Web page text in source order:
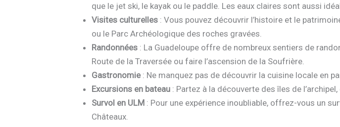
que le jet ski, le kayak ou le paddle. Les eaux claires sont aussi
Visites culturelles : Vous pouvez découvrir l’histoire et le
ou le Parc Archéologique des roches gravées.
Randonnées : La Guadeloupe offre de nombreux sentiers de
Route de la Traversée ou faire l’ascension de la Soufrière.
Gastronomie: Ne manquez pas de découvrir la cuisine locale en
Excursions en bateau : Partez à la découverte des îles de
Survol en ULM : Pour une expérience inoubliable, offrez-vous un
Châteaux.